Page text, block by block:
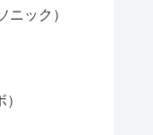
ニック）